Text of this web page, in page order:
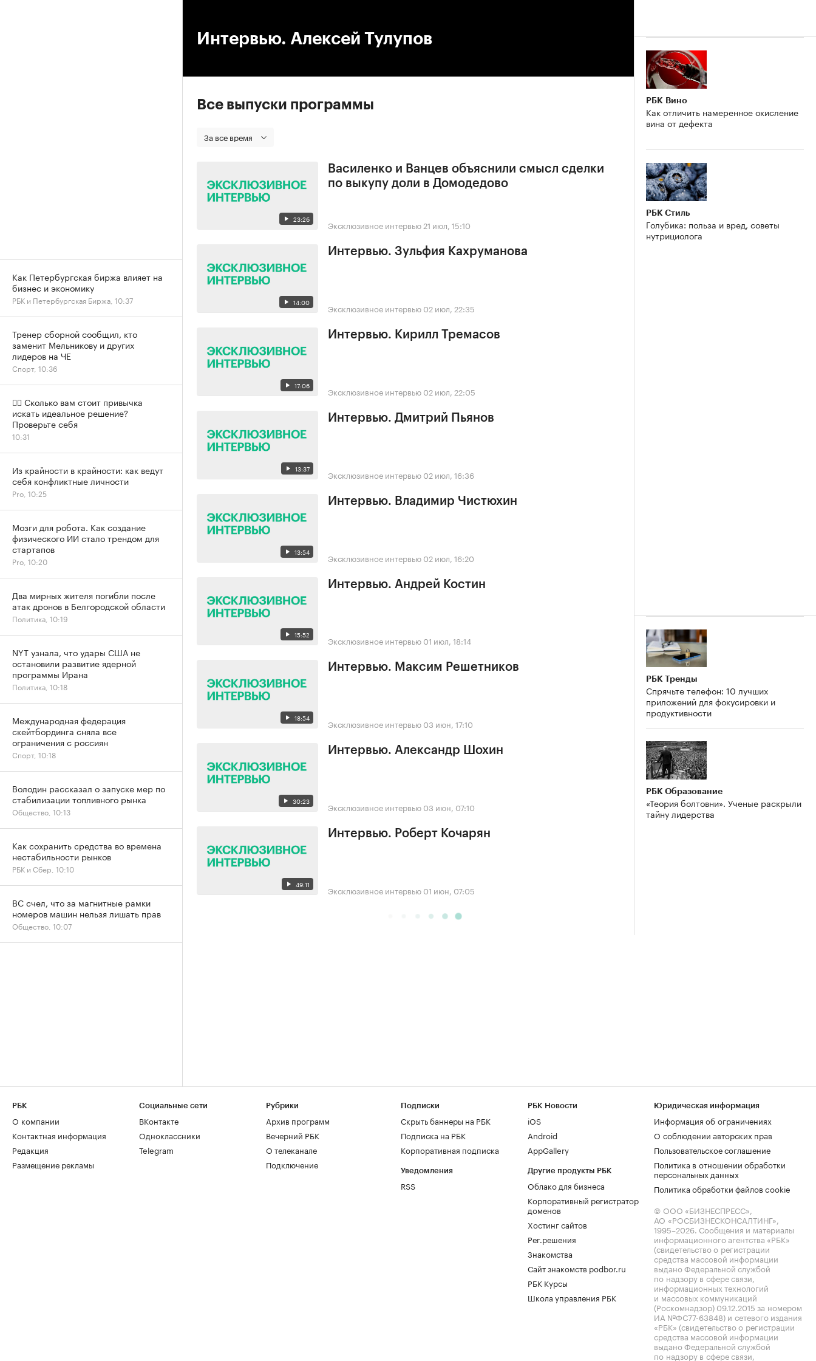
Интервью. Алексей Тулупов
Все выпуски программы
За все время
23:26
Василенко и Ванцев объяснили смысл сделки
по выкупу доли в Домодедово
Эксклюзивное интервью 21 июл, 15:10
14:00
Интервью. Зульфия Кахруманова
Эксклюзивное интервью 02 июл, 22:35
17:06
Интервью. Кирилл Тремасов
Эксклюзивное интервью 02 июл, 22:05
13:37
Интервью. Дмитрий Пьянов
Эксклюзивное интервью 02 июл, 16:36
13:54
Интервью. Владимир Чистюхин
Эксклюзивное интервью 02 июл, 16:20
15:52
Интервью. Андрей Костин
Эксклюзивное интервью 01 июл, 18:14
18:54
Интервью. Максим Решетников
Эксклюзивное интервью 03 июн, 17:10
30:23
Интервью. Александр Шохин
Эксклюзивное интервью 03 июн, 07:10
49:11
Интервью. Роберт Кочарян
Эксклюзивное интервью 01 июн, 07:05
РБК Вино
Как отличить намеренное окисление
вина от дефекта
РБК Стиль
Голубика: польза и вред, советы
нутрициолога
РБК Тренды
Спрячьте телефон: 10 лучших
приложений для фокусировки и
продуктивности
РБК Образование
«Теория болтовни». Ученые раскрыли
тайну лидерства
Как Петербургская биржа влияет на
бизнес и экономику
РБК и Петербургская Биржа, 10:37
Тренер сборной сообщил, кто
заменит Мельникову и других
лидеров на ЧЕ
Спорт, 10:36
✍🏻 Сколько вам стоит привычка
искать идеальное решение?
Проверьте себя
10:31
Из крайности в крайности: как ведут
себя конфликтные личности
Pro, 10:25
Мозги для робота. Как создание
физического ИИ стало трендом для
стартапов
Pro, 10:20
Два мирных жителя погибли после
атак дронов в Белгородской области
Политика, 10:19
NYT узнала, что удары США не
остановили развитие ядерной
программы Ирана
Политика, 10:18
Международная федерация
скейтбординга сняла все
ограничения с россиян
Спорт, 10:18
Володин рассказал о запуске мер по
стабилизации топливного рынка
Общество, 10:13
Как сохранить средства во времена
нестабильности рынков
РБК и Сбер, 10:10
ВС счел, что за магнитные рамки
номеров машин нельзя лишать прав
Общество, 10:07
РБК
О компании
Контактная информация
Редакция
Размещение рекламы
Социальные сети
ВКонтакте
Одноклассники
Telegram
Рубрики
Архив программ
Вечерний РБК
О телеканале
Подключение
Подписки
Скрыть баннеры на РБК
Подписка на РБК
Корпоративная подписка
Уведомления
RSS
РБК Новости
iOS
Android
AppGallery
Другие продукты РБК
Облако для бизнеса
Корпоративный регистратор
доменов
Хостинг сайтов
Рег.решения
Знакомства
Сайт знакомств podbor.ru
РБК Курсы
Школа управления РБК
Юридическая информация
Информация об ограничениях
О соблюдении авторских прав
Пользовательское соглашение
Политика в отношении обработки
персональных данных
Политика обработки файлов cookie
© ООО «БИЗНЕСПРЕСС»,
АО «РОСБИЗНЕСКОНСАЛТИНГ»,
1995–2026. Сообщения и материалы
информационного агентства «РБК»
(свидетельство о регистрации
средства массовой информации
выдано Федеральной службой
по надзору в сфере связи,
информационных технологий
и массовых коммуникаций
(Роскомнадзор) 09.12.2015 за номером
ИА №ФС77-63848) и сетевого издания
«РБК» (свидетельство о регистрации
средства массовой информации
выдано Федеральной службой
по надзору в сфере связи,